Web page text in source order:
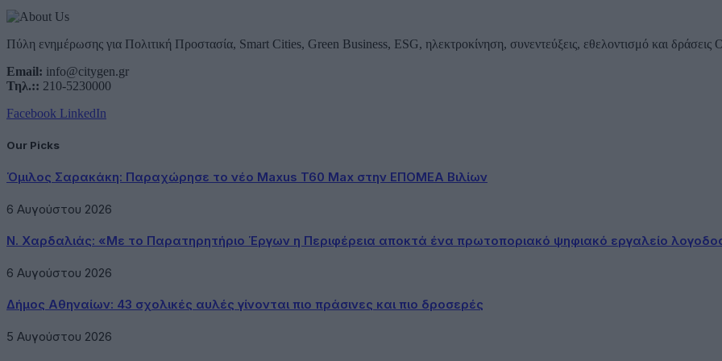
Πύλη ενημέρωσης για Πολιτική Προστασία, Smart Cities, Green Business, ESG, ηλεκτροκίνηση, συνεντεύξεις, εθελοντισμό και
Email: info@citygen.gr
Τηλ.:: 210-5230000
Facebook LinkedIn
Our Picks
Όμιλος Σαρακάκη: Παραχώρησε το νέο Maxus T60 Max στην ΕΠΟΜΕΑ Βιλίων
6 Αυγούστου 2026
Ν. Χαρδαλιάς: «Με το Παρατηρητήριο Έργων η Περιφέρεια αποκτά ένα πρωτοποριακό ψηφιακό εργαλείο
6 Αυγούστου 2026
Δήμος Αθηναίων: 43 σχολικές αυλές γίνονται πιο πράσινες και πιο δροσερές
5 Αυγούστου 2026